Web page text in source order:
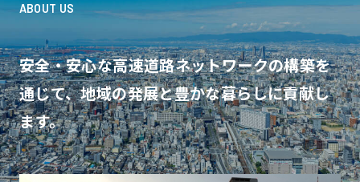
ABOUT US
安全・安心な高速道路ネットワークの構築を
通じて、地域の発展と豊かな暮らしに貢献し
ます。